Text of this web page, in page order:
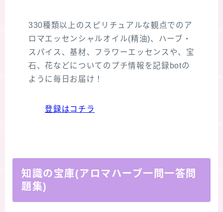
330種類以上のスピリチュアルな観点でのア
ロマエッセンシャルオイル(精油)、ハーブ・
スパイス、基材、フラワーエッセンスや、宝
石、花などについてのプチ情報を記録botの
ように毎日お届け！
登録はコチラ
知識の宝庫(アロマハーブ一問一答問
題集)